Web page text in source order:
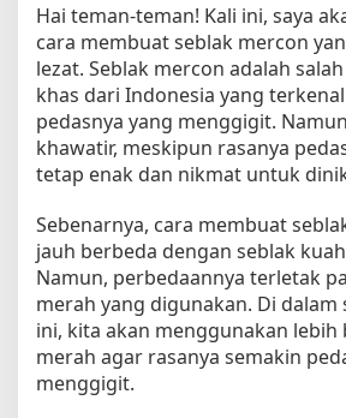
a
p
k
a
n
L
i
a
h
u
u
n
t
Hai teman-teman! Kali ini, saya
cara membuat seblak mercon
lezat. Seblak mercon adalah
khas dari Indonesia yang
pedasnya yang menggigit.
khawatir, meskipun rasanya
tetap enak dan nikmat untuk
Sebenarnya, cara membuat
jauh berbeda dengan seblak
Namun, perbedaannya terletak
merah yang digunakan. Di dalam
ini, kita akan menggunakan lebih
merah agar rasanya semakin
menggigit.